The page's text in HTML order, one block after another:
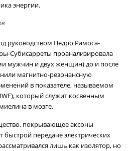
энергии.
руководством Педро Рамоса-
Субисарреты проанализировала
мужчин и двух женщин) до и после
магнитно-резонансную
в показателе, называемом
который служит косвенным
в мозге.
покрывающее аксоны
быстрой передаче электрических
лишь как изолятор, но